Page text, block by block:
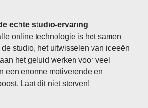
echte studio-ervaring
online technologie is het samen
de studio, het uitwisselen van ideeën
het geluid werken voor veel
een enorme motiverende en
Laat dit niet sterven!